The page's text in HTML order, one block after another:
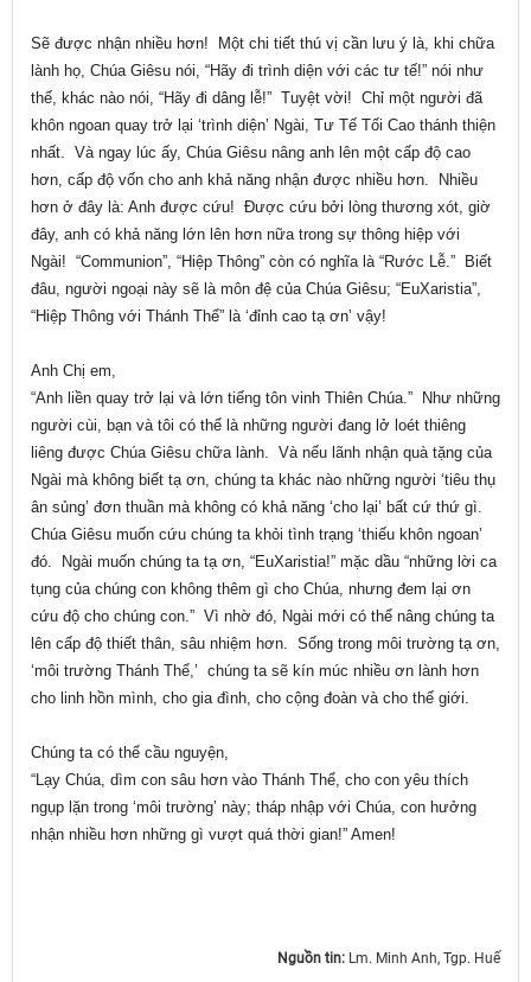
Sẽ được nhận nhiều hơn! Một chi tiết thú vị cần lưu ý là, khi chữa
lành họ, Chúa Giêsu nói, “Hãy đi trình diện với các tư tế!” nói như
thế, khác nào nói, “Hãy đi dâng lễ!” Tuyệt vời! Chỉ một người đã
khôn ngoan quay trở lại ‘trình diện’ Ngài, Tư Tế Tối Cao thánh thiện
nhất. Và ngay lúc ấy, Chúa Giêsu nâng anh lên một cấp độ cao
hơn, cấp độ vốn cho anh khả năng nhận được nhiều hơn. Nhiều
hơn ở đây là: Anh được cứu! Được cứu bởi lòng thương xót, giờ
đây, anh có khả năng lớn lên hơn nữa trong sự thông hiệp với
Ngài! “Communion”, “Hiệp Thông” còn có nghĩa là “Rước Lễ.” Biết
đâu, người ngoại này sẽ là môn đệ của Chúa Giêsu; “EuXaristia”,
“Hiệp Thông với Thánh Thể” là ‘đỉnh cao tạ ơn’ vậy!
Anh Chị em,
“Anh liền quay trở lại và lớn tiếng tôn vinh Thiên Chúa.” Như những
người cùi, bạn và tôi có thể là những người đang lở loét thiêng
liêng được Chúa Giêsu chữa lành. Và nếu lãnh nhận quà tặng của
Ngài mà không biết tạ ơn, chúng ta khác nào những người ‘tiêu thụ
ân sủng’ đơn thuần mà không có khả năng ‘cho lại’ bất cứ thứ gì.
Chúa Giêsu muốn cứu chúng ta khỏi tình trạng ‘thiếu khôn ngoan’
đó. Ngài muốn chúng ta tạ ơn, “EuXaristia!” mặc dầu “những lời ca
tụng của chúng con không thêm gì cho Chúa, nhưng đem lại ơn
cứu độ cho chúng con.” Vì nhờ đó, Ngài mới có thể nâng chúng ta
lên cấp độ thiết thân, sâu nhiệm hơn. Sống trong môi trường tạ ơn,
‘môi trường Thánh Thể,’ chúng ta sẽ kín múc nhiều ơn lành hơn
cho linh hồn mình, cho gia đình, cho cộng đoàn và cho thế giới.
Chúng ta có thể cầu nguyện,
“Lạy Chúa, dìm con sâu hơn vào Thánh Thể, cho con yêu thích
ngụp lặn trong ‘môi trường’ này; tháp nhập với Chúa, con hưởng
nhận nhiều hơn những gì vượt quá thời gian!” Amen!
Nguồn tin: Lm. Minh Anh, Tgp. Huế